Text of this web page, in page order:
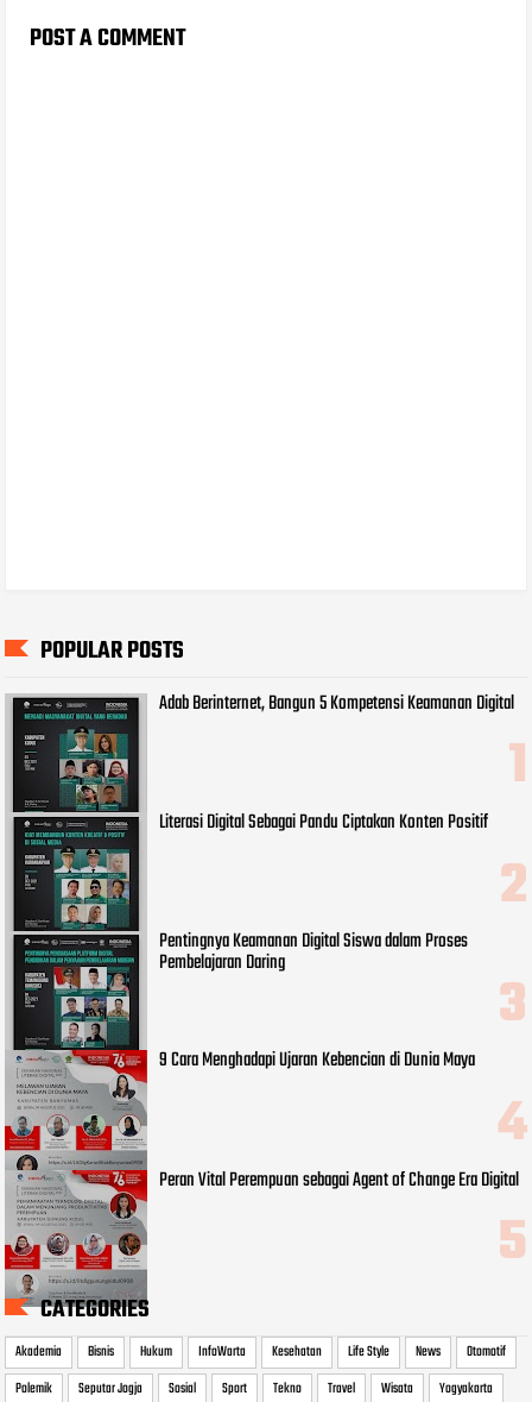
POST A COMMENT
POPULAR POSTS
Adab Berinternet, Bangun 5 Kompetensi Keamanan Digital
Literasi Digital Sebagai Pandu Ciptakan Konten Positif
Pentingnya Keamanan Digital Siswa dalam Proses
Pembelajaran Daring
9 Cara Menghadapi Ujaran Kebencian di Dunia Maya
Peran Vital Perempuan sebagai Agent of Change Era Digital
CATEGORIES
Akademia Bisnis Hukum InfoWarta Kesehatan Life Style News
Otomotif
Polemik
Seputar Jogja Sosial Sport Tekno Travel Wisata Yogyakarta